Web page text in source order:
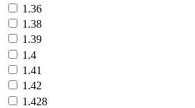
1.36
1.38
1.39
1.4
1.41
1.42
1.428